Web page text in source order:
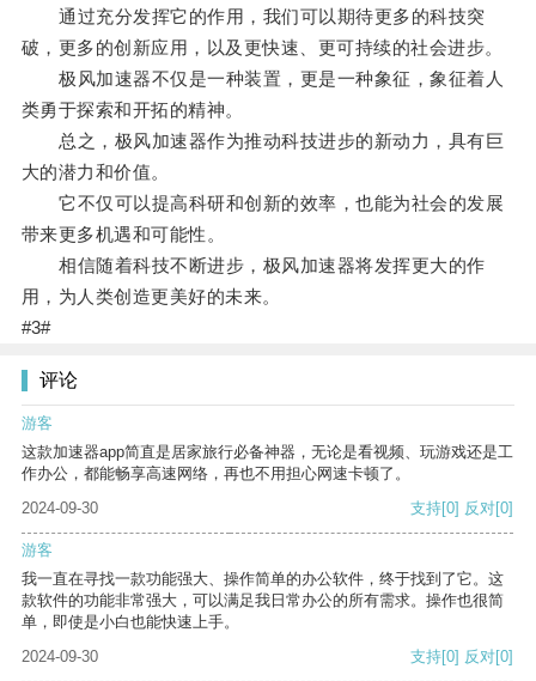
通过充分发挥它的作用，我们可以期待更多的科技突
破，更多的创新应用，以及更快速、更可持续的社会进步。
极风加速器不仅是一种装置，更是一种象征，象征着人
类勇于探索和开拓的精神。
总之，极风加速器作为推动科技进步的新动力，具有巨
大的潜力和价值。
它不仅可以提高科研和创新的效率，也能为社会的发展
带来更多机遇和可能性。
相信随着科技不断进步，极风加速器将发挥更大的作
用，为人类创造更美好的未来。
#3#
评论
游客
这款加速器app简直是居家旅行必备神器，无论是看视频、玩游戏还是工
作办公，都能畅享高速网络，再也不用担心网速卡顿了。
2024-09-30
支持[0] 反对[0]
游客
我一直在寻找一款功能强大、操作简单的办公软件，终于找到了它。这
款软件的功能非常强大，可以满足我日常办公的所有需求。操作也很简
单，即使是小白也能快速上手。
2024-09-30
支持[0] 反对[0]